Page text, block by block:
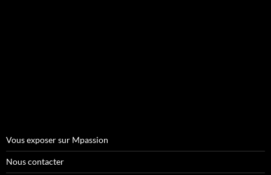
Vous exposer sur Mpassion
Nous contacter